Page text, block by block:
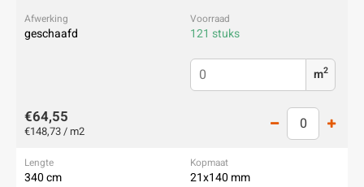
geschaafd 121 stuks
m2
€64,55
€148,73 / m2
340 cm 21x140 mm